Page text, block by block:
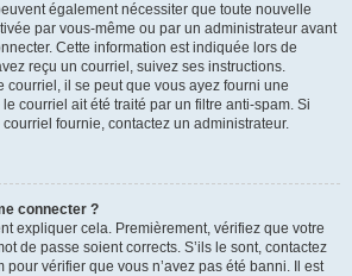
également nécessiter que toute nouvelle
par vous-même ou par un administrateur avant
Cette information est indiquée lors de
reçu un courriel, suivez ses instructions.
courriel, il se peut que vous ayez fourni une
courriel ait été traité par un filtre anti-spam. Si
fournie, contactez un administrateur.
connecter ?
expliquer cela. Premièrement, vérifiez que votre
de passe soient corrects. S’ils le sont, contactez
pour vérifier que vous n’avez pas été banni. Il est